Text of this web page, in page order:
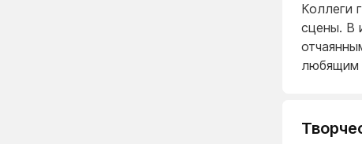
Коллеги
сцены. В
любящим